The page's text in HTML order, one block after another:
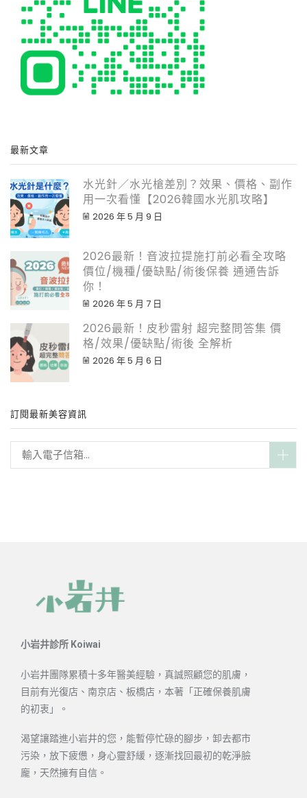
最新文章
水光針／水光槍差別？效果、價格、副作
用一次看懂【2026韓國水光肌攻略】
2026 年 5 月 9 日
2026最新！音波拉提施打前必看全攻略
價位/機種/優缺點/術後保養 通通告訴
你！
2026 年 5 月 7 日
2026最新！皮秒雷射 超完整問答集 價
格/效果/優缺點/術後 全解析
2026 年 5 月 6 日
訂閱最新美容資訊
小岩井診所 Koiwai
小岩井團隊累積十多年醫美經驗，真誠照顧您的肌膚，
目前有光復店、南京店、板橋店，本著「正確保養肌膚
的初衷」。
渴望讓踏進小岩井的您，能暫停忙碌的腳步，卸去都市
污染，放下疲憊，身心靈舒緩，逐漸找回最初的乾淨臉
龐，天然擁有自信。